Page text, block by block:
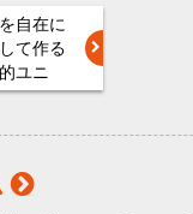
自在に
て作る
ユニ